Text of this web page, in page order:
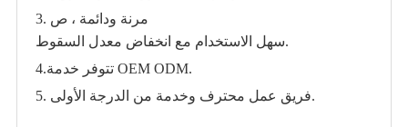
3. مرنة ودائمة ، ص
سهل الاستخدام مع انخفاض معدل السقوط.
4.
تتوفر خدمة OEM ODM.
5. فريق عمل محترف وخدمة من الدرجة الأولى.